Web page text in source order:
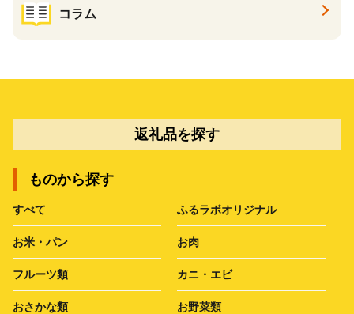
コラム
返礼品を探す
ものから探す
すべて ふるラボオリジナル
お米・パン お肉
フルーツ類 カニ・エビ
おさかな類 お野菜類